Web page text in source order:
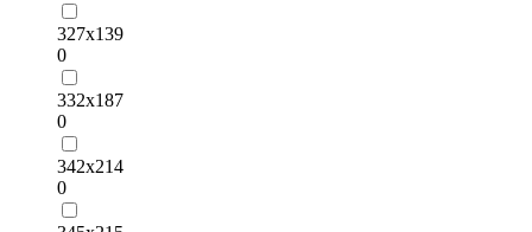
327х139
0
332х187
0
342х214
0